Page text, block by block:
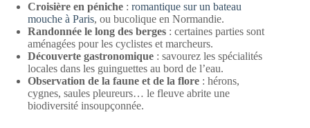
Croisière en péniche : romantique sur un bateau
mouche à Paris, ou bucolique en Normandie.
Randonnée le long des berges : certaines parties sont
aménagées pour les cyclistes et marcheurs.
Découverte gastronomique : savourez les spécialités
locales dans les guinguettes au bord de l’eau.
Observation de la faune et de la flore : hérons,
cygnes, saules pleureurs… le fleuve abrite une
biodiversité insoupçonnée.